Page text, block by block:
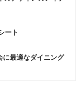
ート
に最適なダイニング